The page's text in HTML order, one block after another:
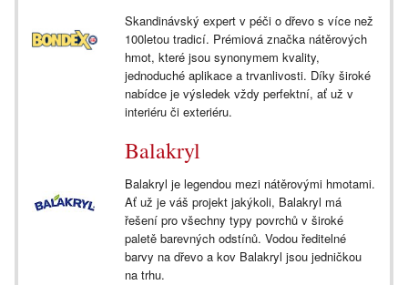
Skandinávský expert v péči o dřevo s více než
100letou tradicí. Prémiová značka nátěrových
hmot, které jsou synonymem kvality,
jednoduché aplikace a trvanlivosti. Díky široké
nabídce je výsledek vždy perfektní, ať už v
interiéru či exteriéru.
Balakryl
Balakryl je legendou mezi nátěrovými hmotami.
Ať už je váš projekt jakýkoli, Balakryl má
řešení pro všechny typy povrchů v široké
paletě barevných odstínů. Vodou ředitelné
barvy na dřevo a kov Balakryl jsou jedničkou
na trhu.